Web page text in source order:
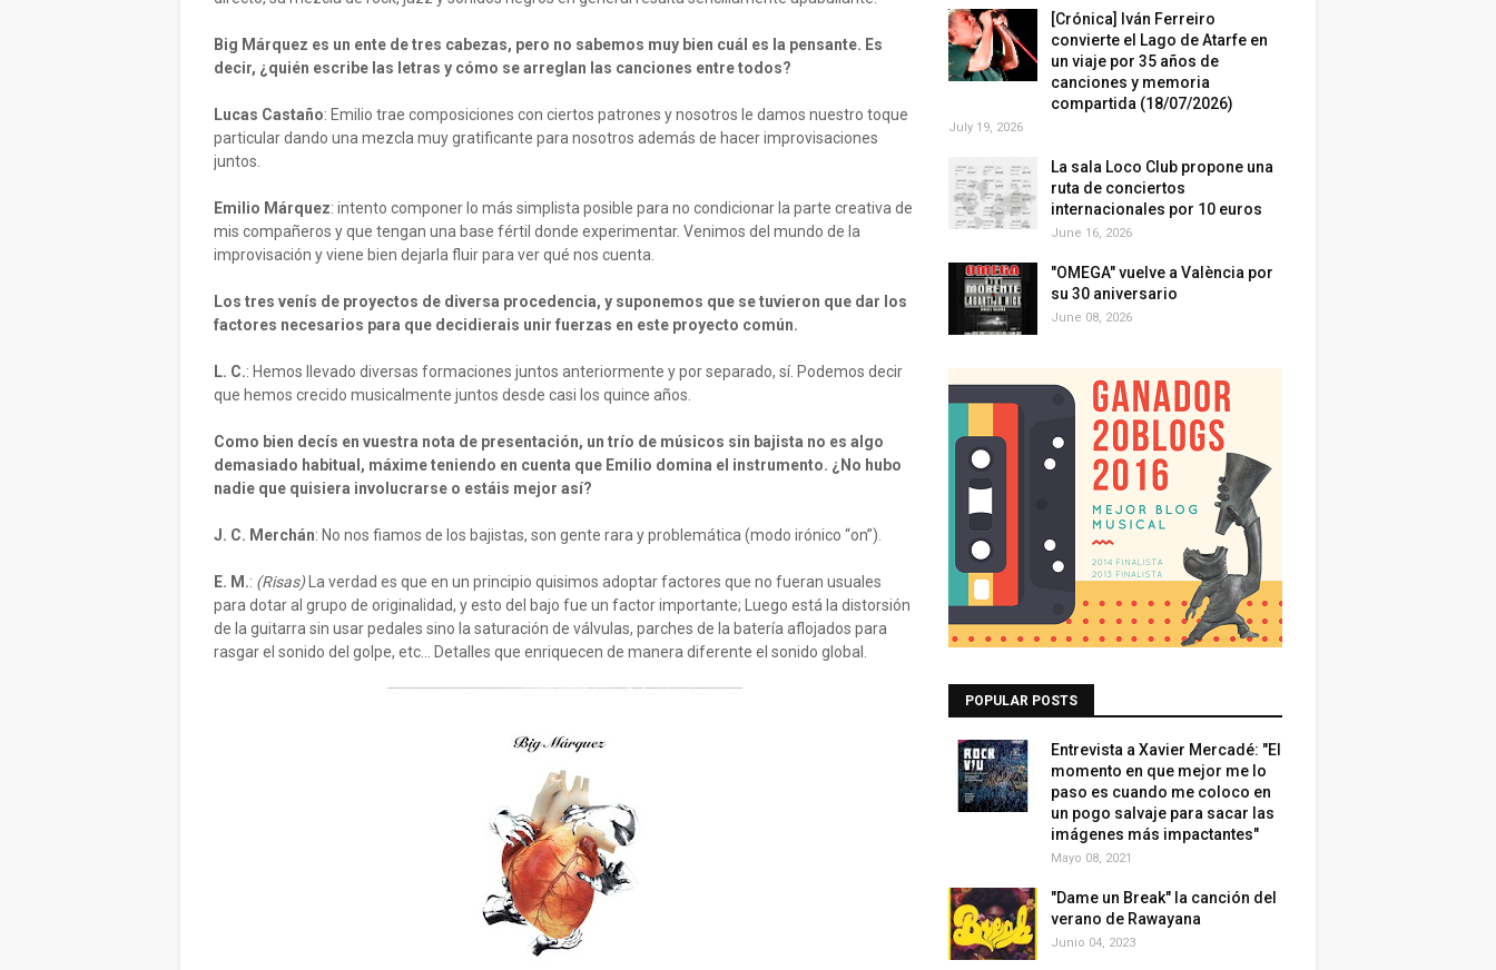
Big Márquez es un ente de tres cabezas, pero no sabemos muy bien cuál es la pensante. Es
decir, ¿quién escribe las letras y cómo se arreglan las canciones entre todos?
Lucas Castaño: Emilio trae composiciones con ciertos patrones y nosotros le damos nuestro toque
particular dando una mezcla muy gratificante para nosotros además de hacer improvisaciones
juntos.
Emilio Márquez: intento componer lo más simplista posible para no condicionar la parte creativa de
mis compañeros y que tengan una base fértil donde experimentar. Venimos del mundo de la
improvisación y viene bien dejarla fluir para ver qué nos cuenta.
Los tres venís de proyectos de diversa procedencia, y suponemos que se tuvieron que dar los
factores necesarios para que decidierais unir fuerzas en este proyecto común.
L. C.: Hemos llevado diversas formaciones juntos anteriormente y por separado, sí. Podemos decir
que hemos crecido musicalmente juntos desde casi los quince años.
Como bien decís en vuestra nota de presentación, un trío de músicos sin bajista no es algo
demasiado habitual, máxime teniendo en cuenta que Emilio domina el instrumento. ¿No hubo
nadie que quisiera involucrarse o estáis mejor así?
J. C. Merchán: No nos fiamos de los bajistas, son gente rara y problemática (modo irónico “on”).
E. M.: (Risas) La verdad es que en un principio quisimos adoptar factores que no fueran usuales
para dotar al grupo de originalidad, y esto del bajo fue un factor importante; Luego está la distorsión
de la guitarra sin usar pedales sino la saturación de válvulas, parches de la batería aflojados para
rasgar el sonido del golpe, etc... Detalles que enriquecen de manera diferente el sonido global.
[Crónica] Iván Ferreiro
convierte el Lago de Atarfe en
un viaje por 35 años de
canciones y memoria
compartida (18/07/2026)
July 19, 2026
La sala Loco Club propone una
ruta de conciertos
internacionales por 10 euros
June 16, 2026
"OMEGA" vuelve a València por
su 30 aniversario
June 08, 2026
POPULAR POSTS
Entrevista a Xavier Mercadé: "El
momento en que mejor me lo
paso es cuando me coloco en
un pogo salvaje para sacar las
imágenes más impactantes"
Mayo 08, 2021
"Dame un Break" la canción del
verano de Rawayana
Junio 04, 2023